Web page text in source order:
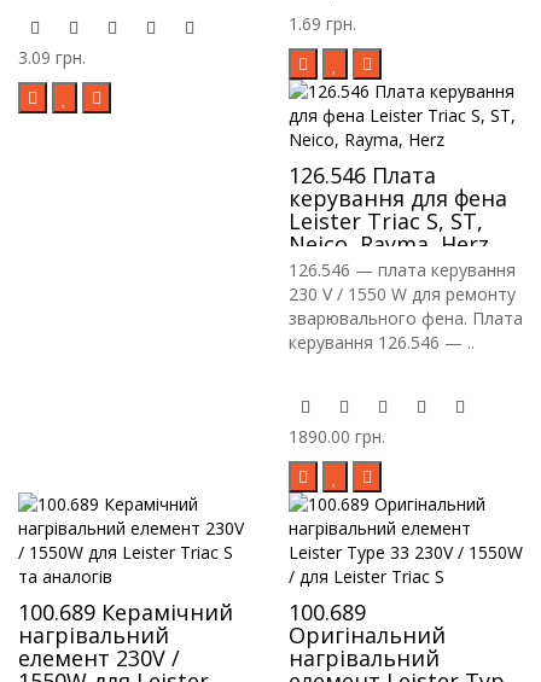
3.09 грн.
1.69 грн.
126.546 Плата
керування для фена
Leister Triac S, ST,
Neico, Rayma, Herz
126.546 — плата керування
230 V / 1550 W для ремонту
зварювального фена. Плата
керування 126.546 — ..
1890.00 грн.
100.689 Керамічний
нагрівальний
елемент 230V /
100.689
Оригінальний
нагрівальний